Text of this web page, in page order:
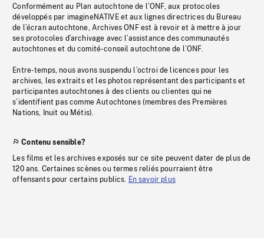
Conformément au Plan autochtone de l’ONF, aux protocoles
développés par imagineNATIVE et aux lignes directrices du Bureau
de l’écran autochtone, Archives ONF est à revoir et à mettre à jour
ses protocoles d’archivage avec l’assistance des communautés
autochtones et du comité-conseil autochtone de l’ONF.
Entre-temps, nous avons suspendu l’octroi de licences pour les
archives, les extraits et les photos représentant des participants et
participantes autochtones à des clients ou clientes qui ne
s’identifient pas comme Autochtones (membres des Premières
Nations, Inuit ou Métis).
Contenu sensible?
Les films et les archives exposés sur ce site peuvent dater de plus de
120 ans. Certaines scènes ou termes reliés pourraient être
offensants pour certains publics. En savoir plus